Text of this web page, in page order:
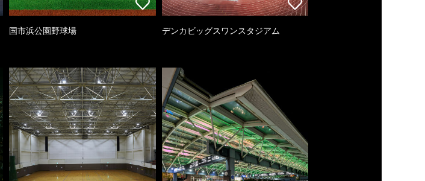
国市浜公園野球場 デンカビッグスワンスタジアム